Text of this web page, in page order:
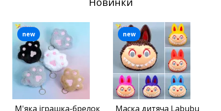
М'яка іграшка-брелок
new
Маска дитяча Labubu
new